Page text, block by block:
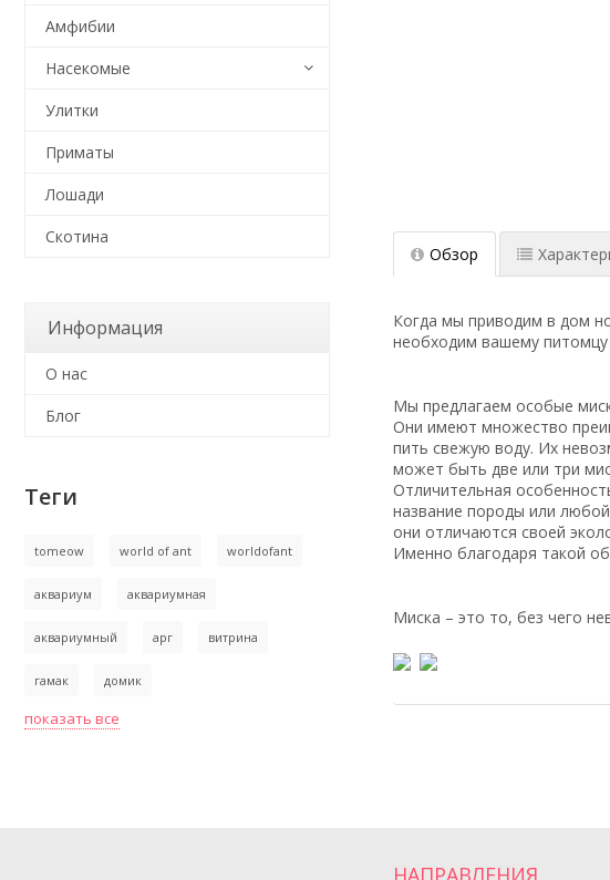
Обзор
Когда мы приводим в дом
необходим вашему питомцу
Мы предлагаем особые
Они имеют множество
пить свежую воду. Их
может быть две или три
Отличительная
название породы или
они отличаются своей
Именно благодаря такой
Миска – это то, без чего
Амфибии
Насекомые
Улитки
Приматы
Лошади
Скотина
Информация
О нас
Блог
Теги
tomeow world of ant worldofant
аквариум аквариумная
аквариумный арг витрина
гамак домик
показать все
НАПРАВЛЕНИЯ